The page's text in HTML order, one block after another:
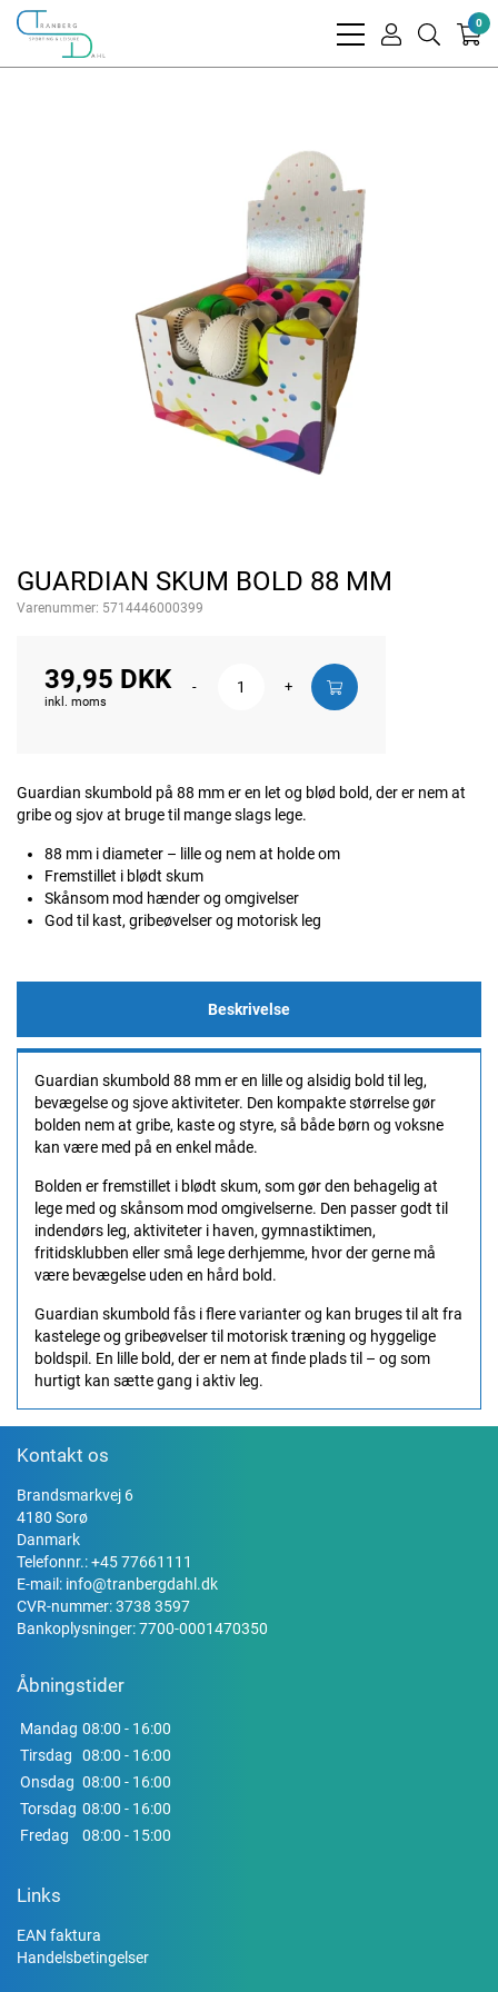
bars
user
search
0
GUARDIAN SKUM BOLD 88 MM
Varenummer: 5714446000399
39,95 DKK
inkl. moms
- +
Guardian skumbold på 88 mm er en let og blød bold, der er nem at
gribe og sjov at bruge til mange slags lege.
88 mm i diameter – lille og nem at holde om
Fremstillet i blødt skum
Skånsom mod hænder og omgivelser
God til kast, gribeøvelser og motorisk leg
Beskrivelse
Guardian skumbold 88 mm er en lille og alsidig bold til leg,
bevægelse og sjove aktiviteter. Den kompakte størrelse gør
bolden nem at gribe, kaste og styre, så både børn og voksne
kan være med på en enkel måde.
Bolden er fremstillet i blødt skum, som gør den behagelig at
lege med og skånsom mod omgivelserne. Den passer godt til
indendørs leg, aktiviteter i haven, gymnastiktimen,
fritidsklubben eller små lege derhjemme, hvor der gerne må
være bevægelse uden en hård bold.
Guardian skumbold fås i flere varianter og kan bruges til alt fra
kastelege og gribeøvelser til motorisk træning og hyggelige
boldspil. En lille bold, der er nem at finde plads til – og som
hurtigt kan sætte gang i aktiv leg.
Kontakt os
Brandsmarkvej 6
4180 Sorø
Danmark
Telefonnr.:+45 77661111
E-mail: info@tranbergdahl.dk
CVR-nummer: 3738 3597
Bankoplysninger: 7700-0001470350
Åbningstider
Mandag 08:00 - 16:00
Tirsdag
08:00 - 16:00
Onsdag 08:00 - 16:00
Torsdag 08:00 - 16:00
Fredag
08:00 - 15:00
Links
EAN faktura
Handelsbetingelser